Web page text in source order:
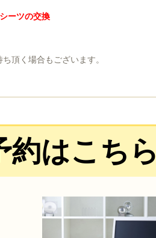
ーツの交換
頂く場合もございます。
約はこちら